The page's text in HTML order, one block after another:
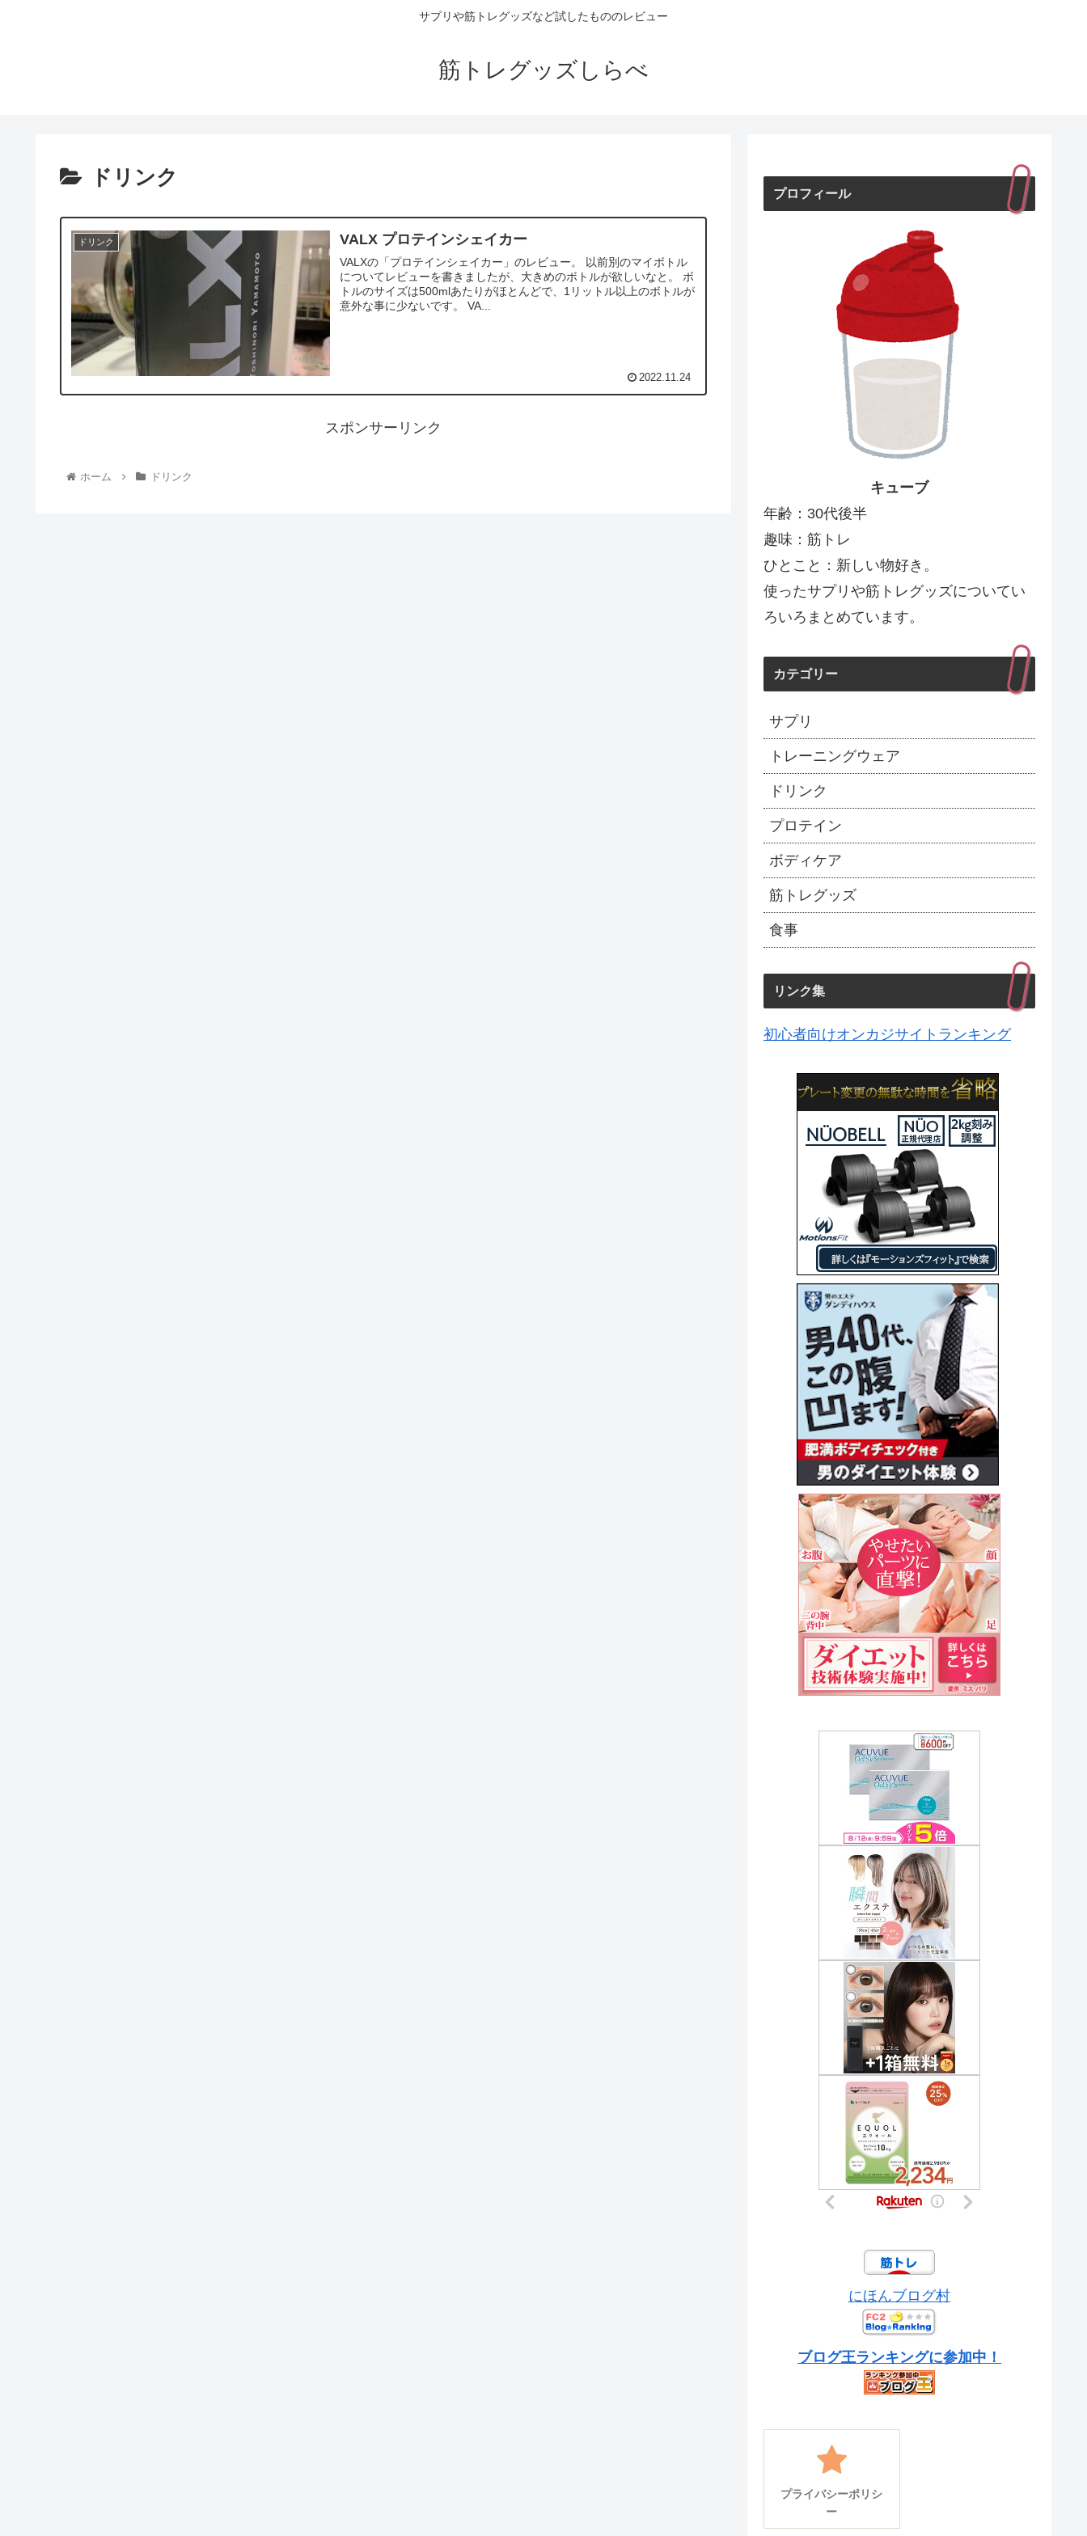
サプリや筋トレグッズなど試したもののレビュー
筋トレグッズしらべ
ドリンク
ドリンク VALX プロテインシェイカー
VALXの「プロテインシェイカー」のレビュー。 以前別のマイボトル
についてレビューを書きましたが、大きめのボトルが欲しいなと。 ボ
トルのサイズは500mlあたりがほとんどで、1リットル以上のボトルが
意外な事に少ないです。 VA...
2022.11.24
スポンサーリンク
ホーム ドリンク
プロフィール
キューブ
年齢：30代後半
趣味：筋トレ
ひとこと：新しい物好き。
使ったサプリや筋トレグッズについてい
ろいろまとめています。
カテゴリー
サプリ
トレーニングウェア
ドリンク
プロテイン
ボディケア
筋トレグッズ
食事
リンク集
初心者向けオンカジサイトランキング
にほんブログ村
ブログ王ランキングに参加中！
プライバシーポリシ
ー